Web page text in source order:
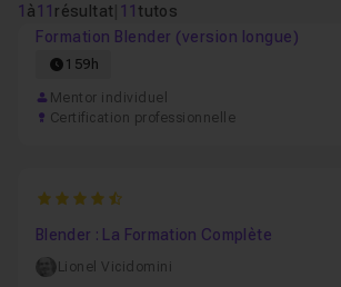
1 à11 résultat 11 tutos
Formation Blender (version longue)
159h
Mentor individuel
Certification professionnelle
4.9302325581395
Blender : La Formation Complète
Lionel Vicidomini